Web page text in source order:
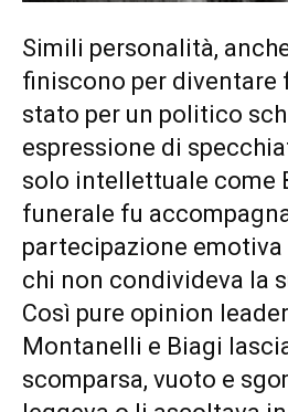
Simili personalità,
finiscono per diventare
stato per un politico
espressione di
solo intellettuale come
funerale fu
partecipazione emotiva
chi non condivideva la
Così pure opinion
Montanelli e Biagi
scomparsa, vuoto e